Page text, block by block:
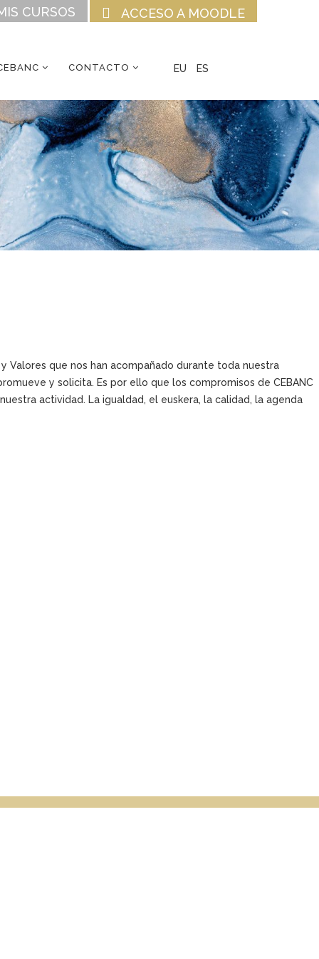
ACCESO A MOODLE
CURSOS
CONTACTO EU ES
Valores que nos han acompañado durante toda nuestra
y solicita. Es por ello que los compromisos de CEBANC
actividad. La igualdad, el euskera, la calidad, la agenda